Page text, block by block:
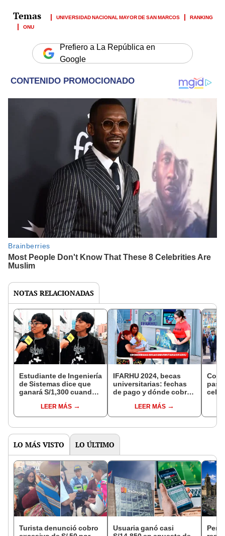
UNIVERSIDAD NACIONAL MAYOR DE SAN MARCOS
RANKING
ONU
Prefiero a La República en
Google
NOTAS RELACIONADAS
Estudiante de Ingeniería
de Sistemas dice que
ganará S/1,300 cuando
LEER MÁS
IFARHU 2024, becas
universitarias: fechas
de pago y dónde cobrar
universidad
LEER MÁS
Con
LO MÁS VISTO LO ÚLTIMO
Turista denunció cobro
Usuaria ganó casi
Perú